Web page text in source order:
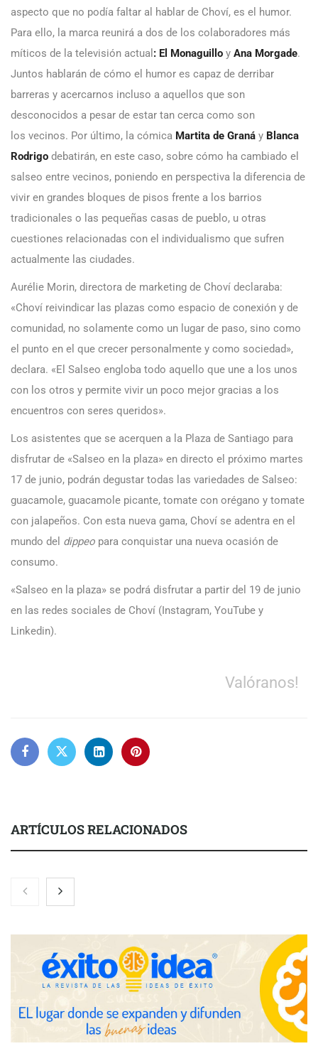
aspecto que no podía faltar al hablar de Choví, es el humor.
Para ello, la marca reunirá a dos de los colaboradores más
míticos de la televisión actual : El Monaguillo y Ana Morgade.
Juntos hablarán de cómo el humor es capaz de derribar
barreras y acercarnos incluso a aquellos que son
desconocidos a pesar de estar tan cerca como son
los vecinos. Por último, la cómica Martita de Graná y Blanca
Rodrigo debatirán, en este caso, sobre cómo ha cambiado el
salseo entre vecinos, poniendo en perspectiva la diferencia de
vivir en grandes bloques de pisos frente a los barrios
tradicionales o las pequeñas casas de pueblo, u otras
cuestiones relacionadas con el individualismo que sufren
actualmente las ciudades.
Aurélie Morin, directora de marketing de Choví declaraba:
«Choví reivindicar las plazas como espacio de conexión y de
comunidad, no solamente como un lugar de paso, sino como
el punto en el que crecer personalmente y como sociedad»,
declara. «El Salseo engloba todo aquello que une a los unos
con los otros y permite vivir un poco mejor gracias a los
encuentros con seres queridos».
Los asistentes que se acerquen a la Plaza de Santiago para
disfrutar de «Salseo en la plaza» en directo el próximo martes
17 de junio, podrán degustar todas las variedades de Salseo:
guacamole, guacamole picante, tomate con orégano y tomate
con jalapeños. Con esta nueva gama, Choví se adentra en el
mundo del dippeo para conquistar una nueva ocasión de
consumo.
«Salseo en la plaza» se podrá disfrutar a partir del 19 de junio
en las redes sociales de Choví (Instagram, YouTube y
Linkedin).
Valóranos!
ARTÍCULOS RELACIONADOS
COMPALISS de LYSOTRIC: cuando un solo producto multiplica
las posibilidades del salón profesional
Fundación Mapfre y CISE lanzan el concurso ‘Talento Sénior’
para impulsar ideas innovadoras creadas por y para mayores
de 50 años